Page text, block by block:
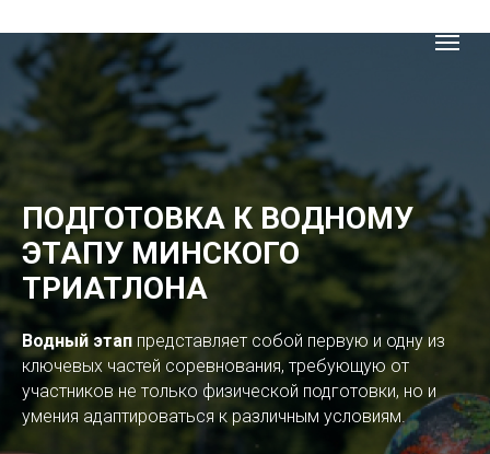
ПОДГОТОВКА К ВОДНОМУ
ЭТАПУ МИНСКОГО
ТРИАТЛОНА
Водный этап представляет собой первую и одну из
ключевых частей соревнования, требующую от
участников не только физической подготовки, но и
умения адаптироваться к различным условиям.​